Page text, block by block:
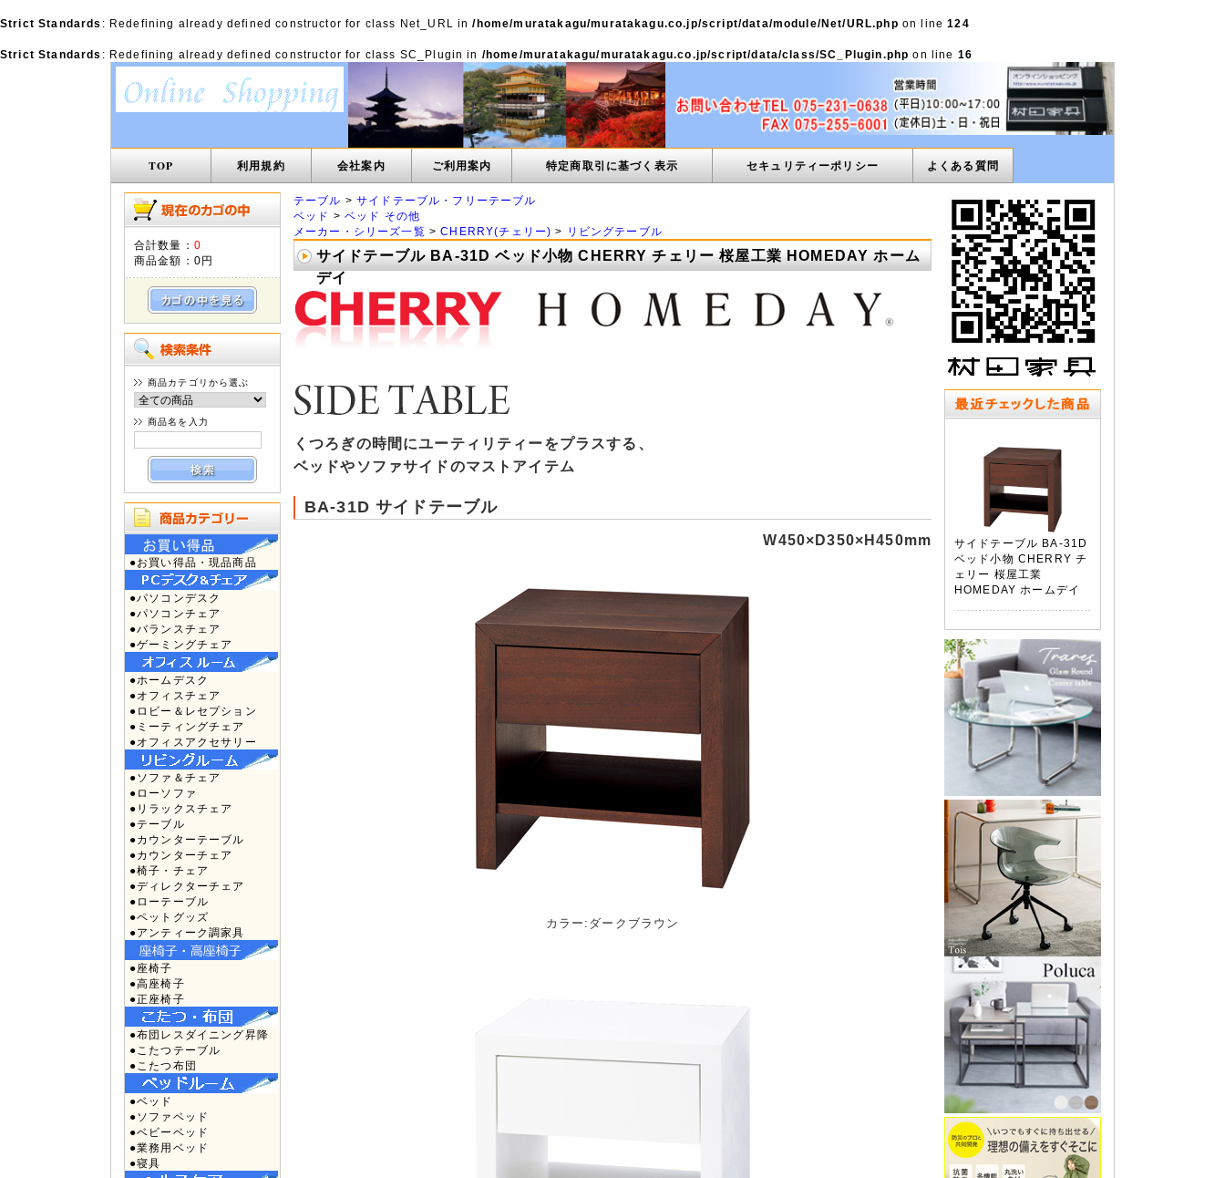
Strict Standards : Redefining already defined constructor for class Net_URL in/home/muratakagu/muratakagu.co.jp/script/data/module/Net/URL.php on line124
Strict Standards : Redefining already defined constructor for class SC_Plugin in /home/muratakagu/muratakagu.co.jp/script/data/class/SC_Plugin.php on line 16
TOP 利用規約 会社案内 ご利用案内 特定商取引に基づく表示 セキュリティーポリシー よくある質問
合計数量： 0
商品金額： 0円
商品カテゴリから選ぶ
商品名を入力
●お買い得品・現品商品
●パソコンデスク
●パソコンチェア
●バランスチェア
●ゲーミングチェア
●ホームデスク
●オフィスチェア
●ロビー＆レセプション
●ミーティングチェア
●オフィスアクセサリー
●ソファ＆チェア
●ローソファ
●リラックスチェア
●テーブル
●カウンターテーブル
●カウンターチェア
●椅子・チェア
●ディレクターチェア
●ローテーブル
●ペットグッズ
●アンティーク調家具
●座椅子
●高座椅子
●正座椅子
●布団レスダイニング昇降
●こたつテーブル
●こたつ布団
●ベッド
●ソファベッド
●ベビーベッド
●業務用ベッド
●寝具
テーブル >サイドテーブル・フリーテーブル
ベッド > ベッド その他
メーカー・シリーズ一覧 >CHERRY(チェリー) > リビングテーブル
サイドテーブル BA-31D ベッド小物 CHERRY チェリー 桜屋工業 HOMEDAY ホーム
デイ
くつろぎの時間にユーティリティーをプラスする、
ベッドやソファサイドのマストアイテム
BA-31D サイドテーブル
W450×D350×H450mm
カラー:ダークブラウン
サイドテーブル BA-31D
ベッド小物 CHERRY チ
ェリー 桜屋工業
HOMEDAY ホームデイ